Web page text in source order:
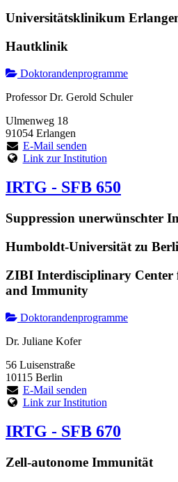
Universitätsklinikum
Hautklinik
Doktorandenprogramme
Professor Dr. Gerold Schuler
Ulmenweg 18
91054 Erlangen
E-Mail senden
Link zur Institution
IRTG - SFB 650
Suppression unerwünschter
Humboldt-Universität zu
ZIBI Interdisciplinary Center
and Immunity
Doktorandenprogramme
Dr. Juliane Kofer
56 Luisenstraße
10115 Berlin
E-Mail senden
Link zur Institution
IRTG - SFB 670
Zell-autonome Immunität